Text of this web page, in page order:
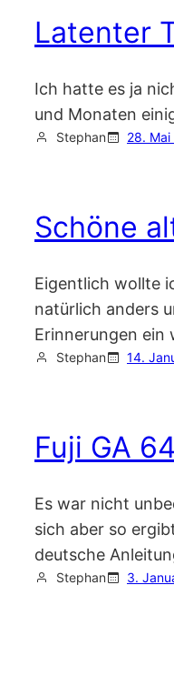
Latenter
Ich hatte es ja
und Monaten
Stephan 28. Mai
Schöne
Eigentlich wollte
natürlich anders
Erinnerungen ein
Stephan 14.
Fuji GA
Es war nicht
sich aber so
deutsche
Stephan 3.